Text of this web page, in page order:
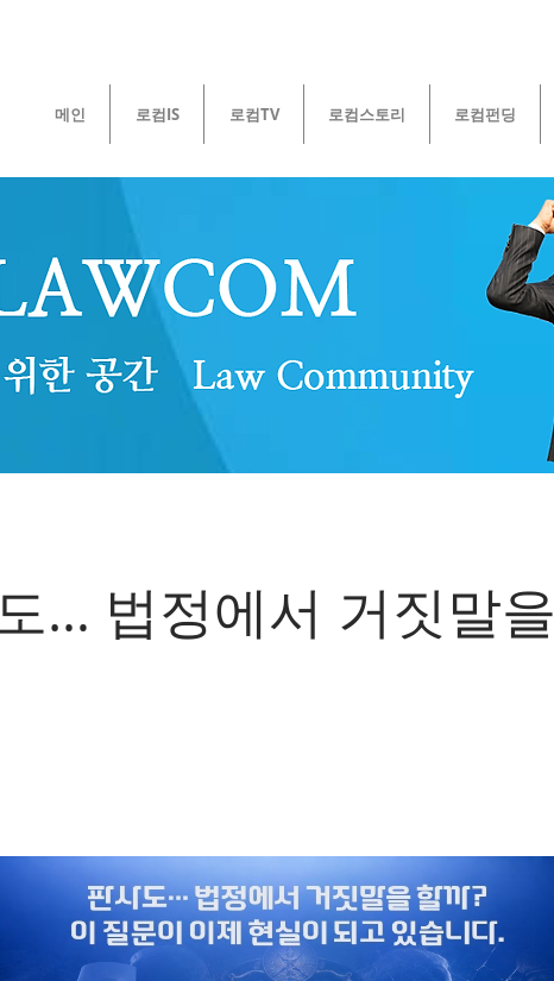
메인 로컴IS 로컴TV 로컴스토리 로컴펀딩
… 법정에서 거짓말